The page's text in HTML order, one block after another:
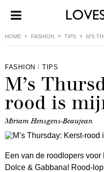
HOME FASHION TIPS M’S
FASHION TIPS
M’s
rood is
Miriam Hensgens-Beaujean
Een van de roodlopers
Dolce & Gabbana! Rood-